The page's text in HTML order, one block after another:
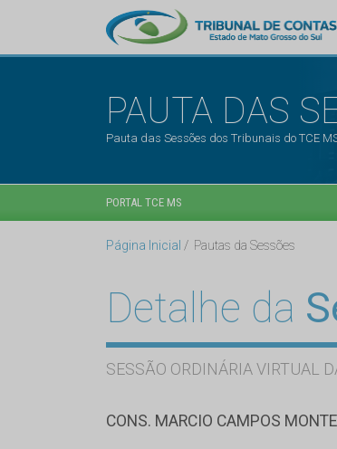
PAUTA DAS
Pauta das Sessões dos Tribunais do TCE
PORTAL TCE MS
Página Inicial Pautas da Sessões
Detalhe da
SESSÃO ORDINÁRIA VIRTUAL
CONS. MARCIO CAMPOS